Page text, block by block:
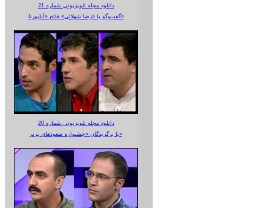
دانلود مجله تلویزیونی شماره 21
گفت‌وگو با «رضا شهلائی» فاتح «آناپورنا»
دانلود مجله تلویزیونی شماره 20
با برگزیدگان «جشنواره صعودهای برتر»